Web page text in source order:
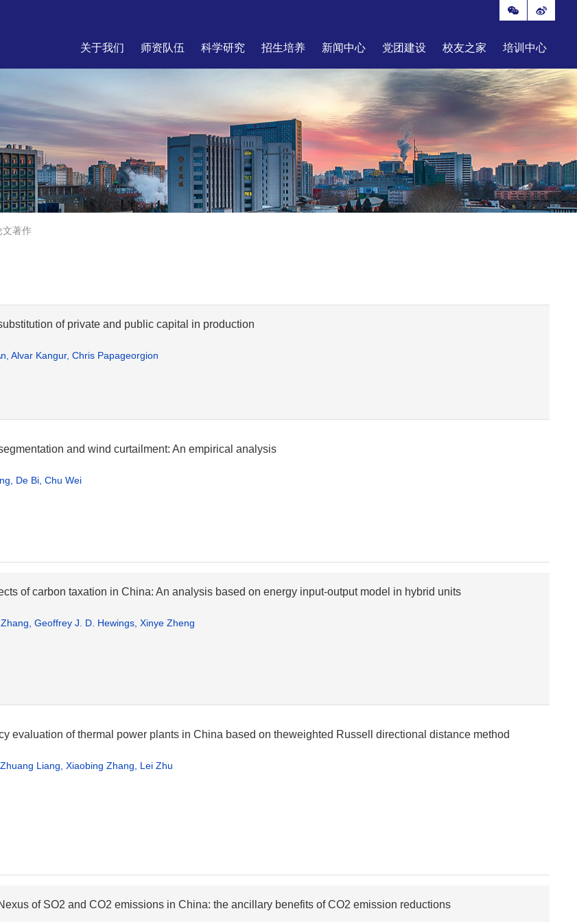
关于我们 师资队伍 科学研究 招生培养 新闻中心 党团建设 校友之家 培训中心
文著作
of private and public capital in production
Alvar Kangur, Chris Papageorgion
and wind curtailment: An empirical analysis
De Bi, Chu Wei
of carbon taxation in China: An analysis based on energy input-output model in hybrid units
Geoffrey J. D. Hewings, Xinye Zheng
evaluation of thermal power plants in China based on theweighted Russell directional distance method
Liang, Xiaobing Zhang, Lei Zhu
of SO2 and CO2 emissions in China: the ancillary benefits of CO2 emission reductions